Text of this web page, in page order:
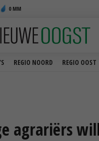
0 MM
REGIO NOORD REGIO OOST
agrariërs